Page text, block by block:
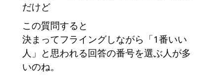
だけど
この質問すると
決まってフライングしながら「1番いい
人」と思われる回答の番号を選ぶ人が多
いのね。